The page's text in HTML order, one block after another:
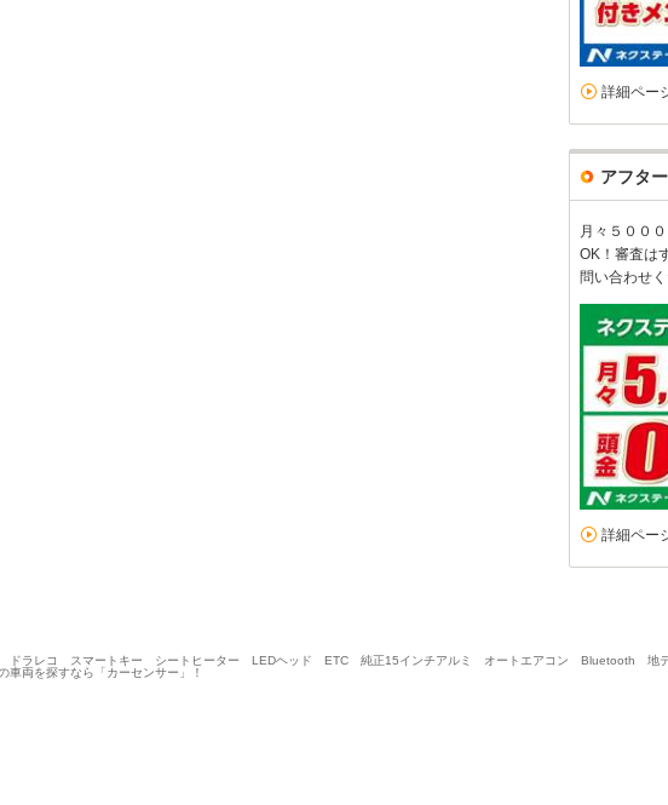
詳細ペー
アフタ
月々５００
OK！審査は
問い合わせく
詳細ペー
ラレコ スマートキー シートヒーター LEDヘッド ETC 純正15インチアルミ オートエアコン Bluetooth 地
車両を探すなら「カーセンサー」！